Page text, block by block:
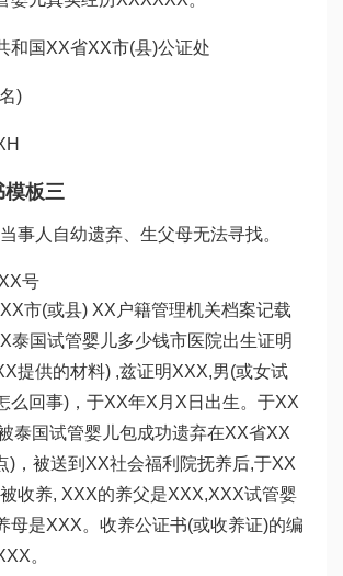
和国XX省XX市(县)公证处
)
模板三
事人自幼遗弃、生父母无法寻找。
号
市(或县) XX户籍管理机关档案记载
泰国试管婴儿多少钱市医院出生证明
提供的材料) ,兹证明XXX,男(或女试
么回事)，于XX年X月X日出生。于XX
泰国试管婴儿包成功遗弃在XX省XX
)，被送到XX社会福利院抚养后,于XX
收养, XXX的养父是XXX,XXX试管婴
母是XXX。收养公证书(或收养证)的编
。